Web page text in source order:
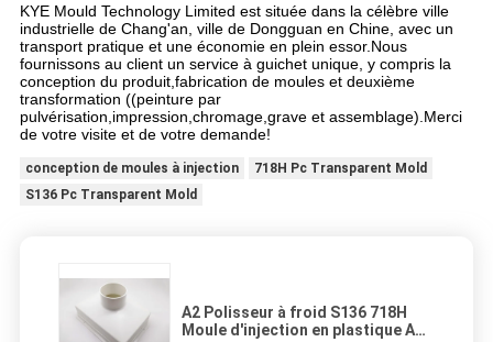
KYE Mould Technology Limited est située dans la célèbre ville
industrielle de Chang'an, ville de Dongguan en Chine, avec un
transport pratique et une économie en plein essor.Nous
fournissons au client un service à guichet unique, y compris la
conception du produit,fabrication de moules et deuxième
transformation ((peinture par
pulvérisation,impression,chromage,grave et assemblage).Merci
de votre visite et de votre demande!
conception de moules à injection
718H Pc Transparent Mold
S136 Pc Transparent Mold
A2 Polisseur à froid S136 718H
Moule d'injection en plastique ABS